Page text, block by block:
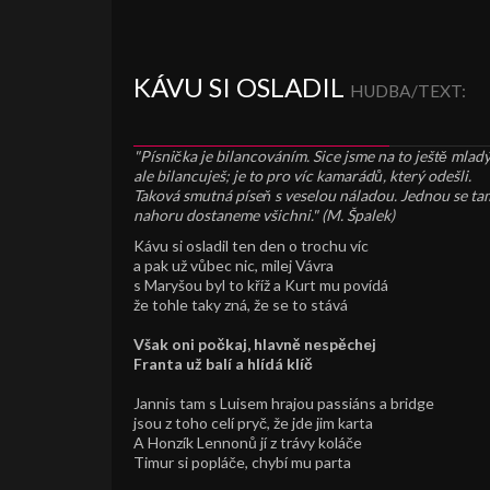
KÁVU SI OSLADIL HUDBA/TEXT:
"Písnička je bilancováním. Sice jsme na to ještě
ale bilancuješ; je to pro víc kamarádů, který odešli.
Taková smutná píseň s veselou náladou. Jednou se
nahoru dostaneme všichni." (M. Špalek)
Kávu si osladil ten den o trochu víc
a pak už vůbec nic, milej Vávra
s Maryšou byl to kříž a Kurt mu povídá
že tohle taky zná, že se to stává
Však oni počkaj, hlavně nespěchej
Franta už balí a hlídá klíč
Jannis tam s Luisem hrajou passiáns a bridge
jsou z toho celí pryč, že jde jim karta
A Honzík Lennonů jí z trávy koláče
Timur si popláče, chybí mu parta